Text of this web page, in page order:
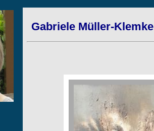
Gabriele Müller-